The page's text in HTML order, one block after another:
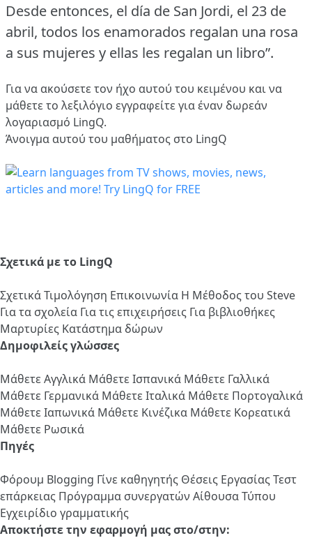
Desde entonces, el día de San Jordi, el 23 de
abril, todos los enamorados regalan una rosa
a sus mujeres y ellas les regalan un libro”.
Για να ακούσετε τον ήχο αυτού του κειμένου και να
μάθετε το λεξιλόγιο εγγραφείτε για έναν δωρεάν
λογαριασμό LingQ.
Άνοιγμα αυτού του μαθήματος στο LingQ
Σχετικά με το LingQ
ΣχετικάΤιμολόγηση Επικοινωνία Η Μέθοδος του Steve
Για τα σχολεία Για τις επιχειρήσεις Για βιβλιοθήκες
Μαρτυρίες Κατάστημα δώρων
Δημοφιλείς γλώσσες
Μάθετε Αγγλικά Μάθετε Ισπανικά Μάθετε Γαλλικά
Μάθετε Γερμανικά Μάθετε Ιταλικά Μάθετε Πορτογαλικά
Μάθετε Ιαπωνικά Μάθετε Κινέζικα Μάθετε Κορεατικά
Μάθετε Ρωσικά
Πηγές
Φόρουμ Blogging Γίνε καθηγητής Θέσεις ΕργασίαςΤεστ
επάρκειας Πρόγραμμα συνεργατών Αίθουσα Τύπου
Εγχειρίδιο γραμματικής
Αποκτήστε την εφαρμογή μας στο/στην: